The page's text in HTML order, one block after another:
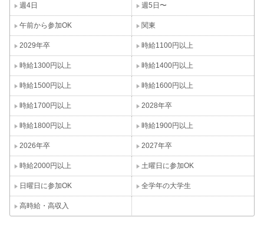
週4日 週5日〜
午前から参加OK 関東
2029年卒 時給1100円以上
時給1300円以上 時給1400円以上
時給1500円以上 時給1600円以上
時給1700円以上 2028年卒
時給1800円以上 時給1900円以上
2026年卒 2027年卒
時給2000円以上 土曜日に参加OK
日曜日に参加OK 全学年の大学生
高時給・高収入